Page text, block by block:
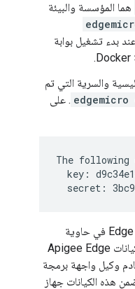
هما المؤسسة والبيئة
بدء تشغيل بوابة
والسرية التي تم
. على
The
key:
قبل أن تبدأ بوابة Edge Microgateway في حاوية
Docker، يلزمك إنشاء (أو أنشأت) كيانات Apigee Edge
وكيل واجهة برمجة
هذه الكيانات جهاز